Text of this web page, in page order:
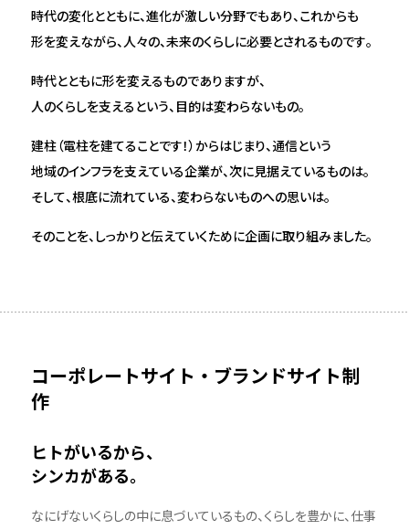
時代の変化とともに、進化が激しい分野でもあり、これからも
形を変えながら、人々の、未来のくらしに必要とされるものです。
時代とともに形を変えるものでありますが、
人のくらしを支えるという、目的は変わらないもの。
建柱（電柱を建てることです！）からはじまり、通信という
地域のインフラを支えている企業が、次に見据えているものは。
そして、根底に流れている、変わらないものへの思いは。
そのことを、しっかりと伝えていくために企画に取り組みました。
コーポレートサイト・ブランドサイト制
作
ヒトがいるから、
シンカがある。
なにげないくらしの中に息づいているもの、くらしを豊かに、仕事
チーム